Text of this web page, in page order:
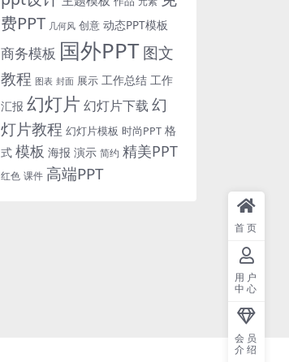
费PPT 几何风 创意 动态PPT模板
商务模板 国外PPT图文
教程 图表 封面 展示 工作总结 工作
汇报 幻灯片 幻灯片下载 幻
灯片教程 幻灯片模板 时尚PPT 格
式 模板 海报 演示 简约 精美PPT
红色 课件 高端PPT
首页
用户
中心
会员
介绍